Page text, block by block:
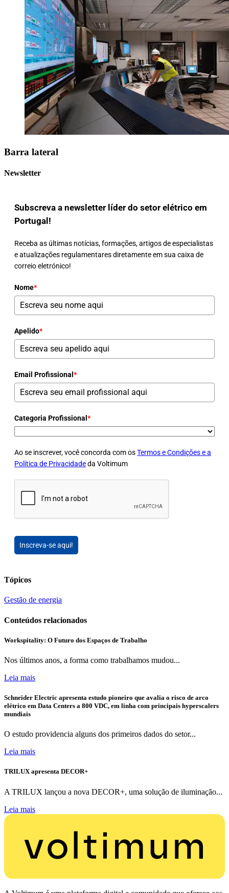
Barra lateral
Newsletter
Subscreva a newsletter líder do setor elétrico em
Portugal!
Receba as últimas notícias, formações, artigos de especialistas
e atualizações regulamentares diretamente em sua caixa de
correio eletrónico!
Nome*
Apelido*
Email Profissional *
Categoria Profissional *
Ao se inscrever, você concorda com osTermos e Condições e a
Política de Privacidadeda Voltimum
Inscreva-se aqui!
Tópicos
Gestão de energia
Conteúdos relacionados
Workspitality: O Futuro dos Espaços de Trabalho
Nos últimos anos, a forma como trabalhamos mudou...
Leia mais
Schneider Electric apresenta estudo pioneiro que avalia o risco de arco
elétrico em Data Centers a 800 VDC, em linha com principais hyperscalers
mundiais
O estudo providencia alguns dos primeiros dados do setor...
Leia mais
TRILUX apresenta DECOR+
A TRILUX lançou a nova DECOR+, uma solução de iluminação...
Leia mais